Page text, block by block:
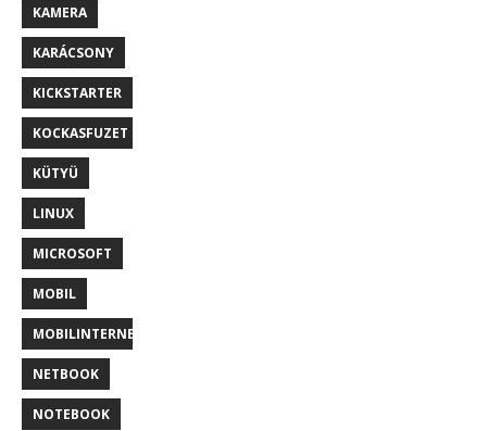
KAMERA
KARÁCSONY
KICKSTARTER
KOCKASFUZET
KÜTYÜ
LINUX
MICROSOFT
MOBIL
MOBILINTERNET
NETBOOK
NOTEBOOK